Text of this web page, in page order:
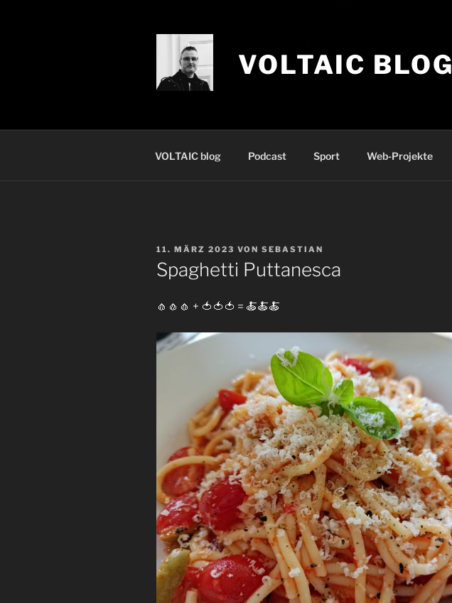
VOLTAIC BLOG
VOLTAIC blog Podcast Sport Web-Projekte
VERÖFFENTLICHT
AM
11. MÄRZ 2023 VON SEBASTIAN
Spaghetti Puttanesca
🧄🧄🧄 + 🍅🍅🍅 = 🍝🍝🍝